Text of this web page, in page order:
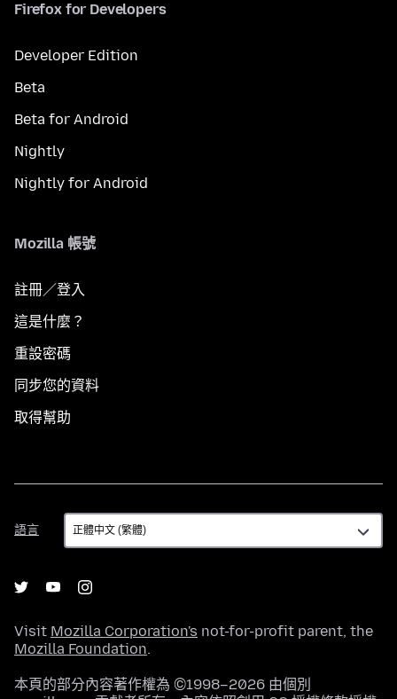
Firefox for Developers
Developer Edition
Beta
Beta for Android
Nightly
Nightly for Android
Mozilla 帳號
註冊／登入
這是什麼？
重設密碼
同步您的資料
取得幫助
語言
語
言
Visit Mozilla Corporation's not-for-profit parent, the
Mozilla Foundation.
本頁的部分內容著作權為 ©1998–2026 由個別